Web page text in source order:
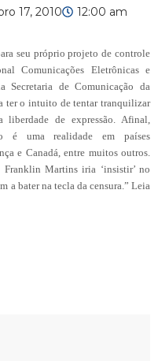
17, 2010 12:00 am
seu próprio projeto de controle
Comunicações Eletrônicas e
Secretaria de Comunicação da
ter o intuito de tentar tranquilizar
liberdade de expressão. Afinal,
é uma realidade em países
e Canadá, entre muitos outros.
Martins iria ‘insistir’ no
a bater na tecla da censura.” Leia